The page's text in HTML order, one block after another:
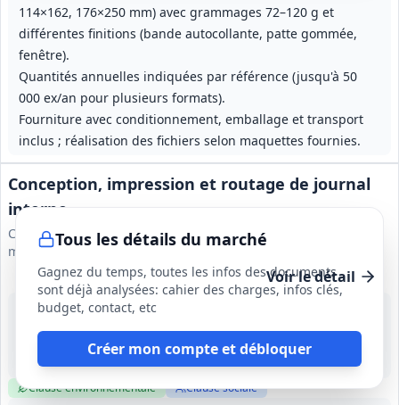
114×162, 176×250 mm) avec grammages 72–120 g et
différentes finitions (bande autocollante, patte gommée,
fenêtre).
Quantités annuelles indiquées par référence (jusqu'à 50
000 ex/an pour plusieurs formats).
Fourniture avec conditionnement, emballage et transport
inclus ; réalisation des fichiers selon maquettes fournies.
Tous les détails du marché
Gagnez du temps, toutes les infos des documents
sont déjà analysées: cahier des charges, infos clés,
budget, contact, etc
Créer mon compte et débloquer
Conception, impression et routage de journal
interne
Caisse autonome nationale de la sécurité sociale dans les
mines
Voir le détail
14 sept. 2026
Clause environnementale Clause sociale